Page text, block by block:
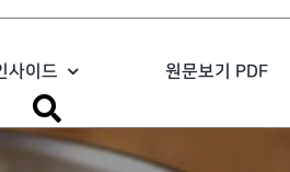
사이드 원문보기 PDF